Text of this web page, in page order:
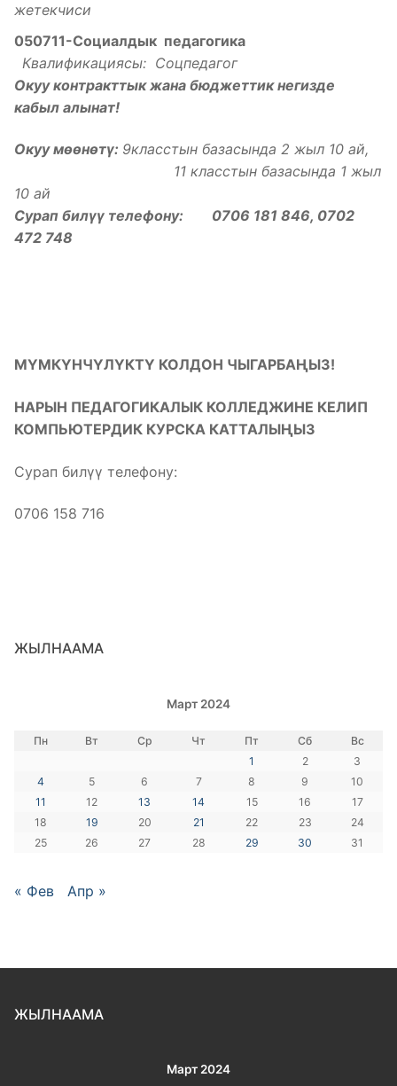
жетекчиси
050711-Социалдык педагогика
Квалификациясы: Соцпедагог
Окуу контракттык жана бюджеттик негизде
кабыл алынат!
Окуу мөөнөтү: 9класстын базасында 2 жыл 10 ай,
11 класстын базасында 1 жыл
10 ай
Сурап билүү телефону: 0706 181 846, 0702
472 748
МҮМКҮНЧҮЛҮКТҮ КОЛДОН ЧЫГАРБАҢЫЗ!
НАРЫН ПЕДАГОГИКАЛЫК КОЛЛЕДЖИНЕ КЕЛИП
КОМПЬЮТЕРДИК КУРСКА КАТТАЛЫҢЫЗ
Сурап билүү телефону:
0706 158 716
ЖЫЛНААМА
Март 2024
Пн Вт Ср Чт Пт Сб
Вс
1
2
3
4
5 6 7 8 9
10
11
12 13 14 15 16
17
18
19 20 21 22 23
24
25
26 27 28 29 30 31
« Фев Апр »
ЖЫЛНААМА
Март 2024